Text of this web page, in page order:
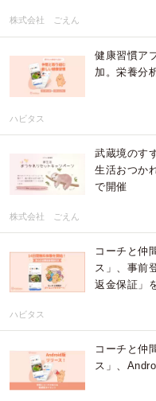
株式会社 ごえん
健康習慣ア
加。栄養分
ハビタス
武蔵境のす
生活おつか
で開催
株式会社 ごえん
コーチと仲
ス」、事前
返金保証」
ハビタス
コーチと仲
ス」、